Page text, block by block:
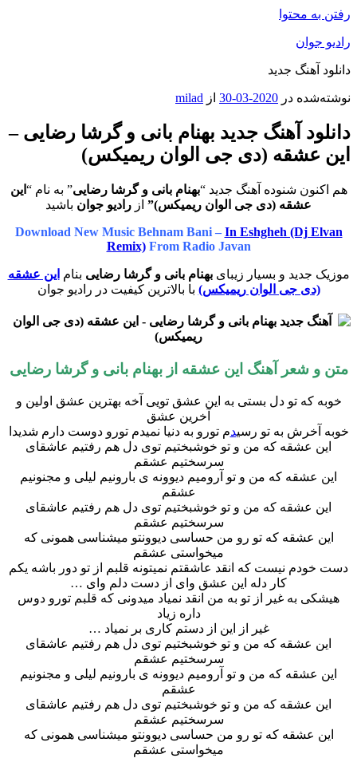
رفتن به محتوا
رادیو جوان
دانلود آهنگ جدید
نوشته‌شده در 2020-03-30 از milad
دانلود آهنگ جدید بهنام بانی و گرشا رضایی –
این عشقه (دی جی الوان ریمیکس)
هم اکنون شنوده آهنگ جدید “بهنام بانی و گرشا رضایی” به نام “ این
عشقه (دی جی الوان ریمیکس)” از رادیو جوان باشید
Download New Music Behnam Bani – In Eshgheh (Dj Elvan
Remix)From Radio Javan
موزیک جدید و بسیار زیبای بهنام بانی و گرشا رضایی بنام این عشقه
(دی جی الوان ریمیکس) با بالاترین کیفیت در رادیو جوان
متن و شعر آهنگ این عشقه از بهنام بانی و گرشا رضایی
خوبه که تو دل بستی به این عشق تویی آخه بهترین عشق اولین و
آخرین عشق
خوبه آخرش به تو رسیدم تورو به دنیا نمیدم تورو دوست دارم شدیدا
این عشقه که من و تو خوشبختیم توی دل هم رفتیم عاشقای
سرسختیم عشقم
این عشقه که من و تو آرومیم دیوونه ی بارونیم لیلی و مجنونیم
عشقم
این عشقه که من و تو خوشبختیم توی دل هم رفتیم عاشقای
سرسختیم عشقم
این عشقه که تو رو من حساسی دیوونتو میشناسی همونی که
میخواستی عشقم
دست خودم نیست که انقد عاشقتم نمیتونه قلبم از تو دور باشه یکم
کار دله این عشق وای از دست دلم وای …
هیشکی به غیر از تو به من انقد نمیاد میدونی که قلبم تورو دوس
داره زیاد
غیر از این از دستم کاری بر نمیاد …
این عشقه که من و تو خوشبختیم توی دل هم رفتیم عاشقای
سرسختیم عشقم
این عشقه که من و تو آرومیم دیوونه ی بارونیم لیلی و مجنونیم
عشقم
این عشقه که من و تو خوشبختیم توی دل هم رفتیم عاشقای
سرسختیم عشقم
این عشقه که تو رو من حساسی دیوونتو میشناسی همونی که
میخواستی عشقم